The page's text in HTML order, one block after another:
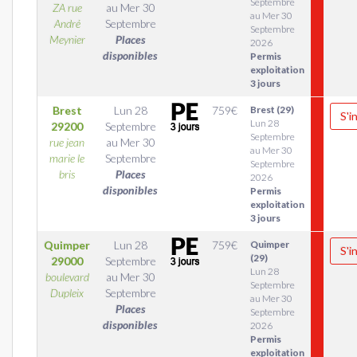
ZA rue
André
Meynier
au Mer 30
Septembre
Places
disponibles
au Mer 30
Septembre
2026
Permis
exploitation
3 jours
Brest
29200
rue jean
marie le
bris
Lun 28
Septembre
au Mer 30
Septembre
Places
disponibles
759€
Brest (29)
Lun 28
Septembre
au Mer 30
Septembre
2026
Permis
exploitation
3 jours
Quimper
29000
boulevard
Dupleix
Lun 28
Septembre
au Mer 30
Septembre
Places
disponibles
759€
Quimper
(29)
Lun 28
Septembre
au Mer 30
Septembre
2026
Permis
exploitation